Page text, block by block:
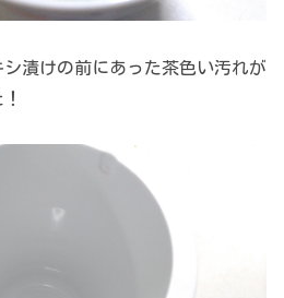
漬けの前にあった茶色い汚れが